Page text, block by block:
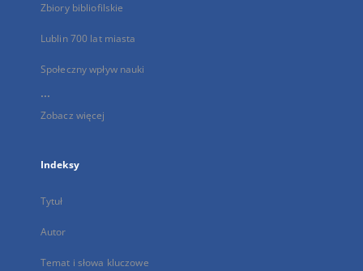
Zbiory bibliofilskie
Lublin 700 lat miasta
Społeczny wpływ nauki
...
Zobacz więcej
Indeksy
Tytuł
Autor
Temat i słowa kluczowe